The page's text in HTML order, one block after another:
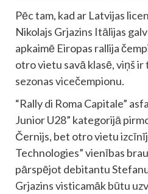
Pēc tam, kad ar Latvijas
Nikolajs Grjazins Itālijas
apkaimē Eiropas rallija
otro vietu savā klasē, viņš
sezonas vicečempionu.
“Rally di Roma Capitale”
Junior U28” kategorijā
Černijs, bet otro vietu
Technologies” vienības
pārspējot debitantu
Grjazins visticamāk būtu